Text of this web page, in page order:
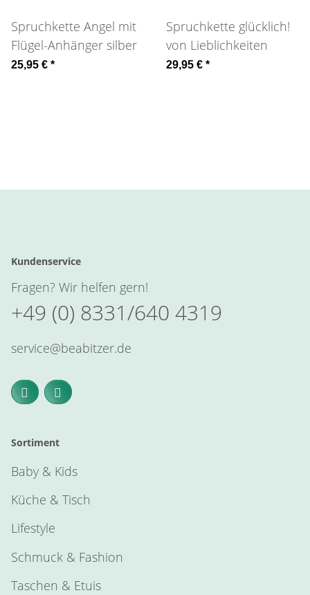
Spruchkette Angel mit
Flügel-Anhänger silber
25,95 € *
Spruchkette glücklich!
von Lieblichkeiten
29,95 € *
Kundenservice
Fragen? Wir helfen gern!
+49 (0) 8331/640 4319
service@beabitzer.de
Sortiment
Baby & Kids
Küche & Tisch
Lifestyle
Schmuck & Fashion
Taschen & Etuis